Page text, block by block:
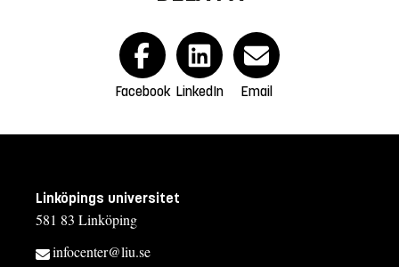
Facebook LinkedIn Email
Linköpings universitet
581 83 Linköping
infocenter@liu.se